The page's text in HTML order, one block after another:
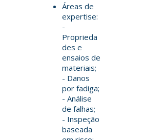
Áreas de
expertise:
-
Proprieda
des e
ensaios de
materiais;
- Danos
por fadiga;
- Análise
de falhas;
- Inspeção
baseada